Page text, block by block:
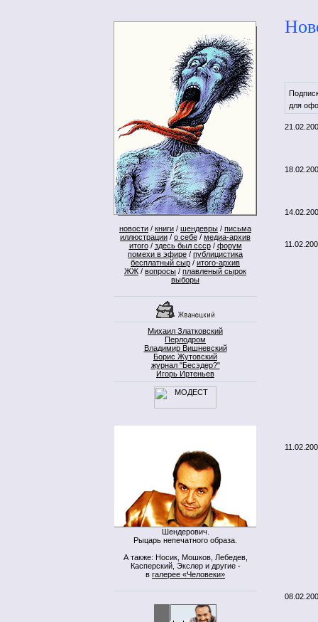
новости / книги / шендевры / письма
иллюстрации / о себе / медиа-архив
итого/ здесь был ссср/ форум
помехи в эфире / публицистика
бесплатный сыр / итого-архив
ЖЖ / вопросы / плавленый сырок
выборы
Михаил Златковский
Перлодром
Владимир Вишневский
Борис Жутовский
журнал "Бесэдер?"
Игорь Иртеньев
Шендерович.
Рыцарь непечатного образа.
А также: Носик, Мошков, Лебедев,
Касперский, Экслер и другие -
в галерее «Человеки»
для